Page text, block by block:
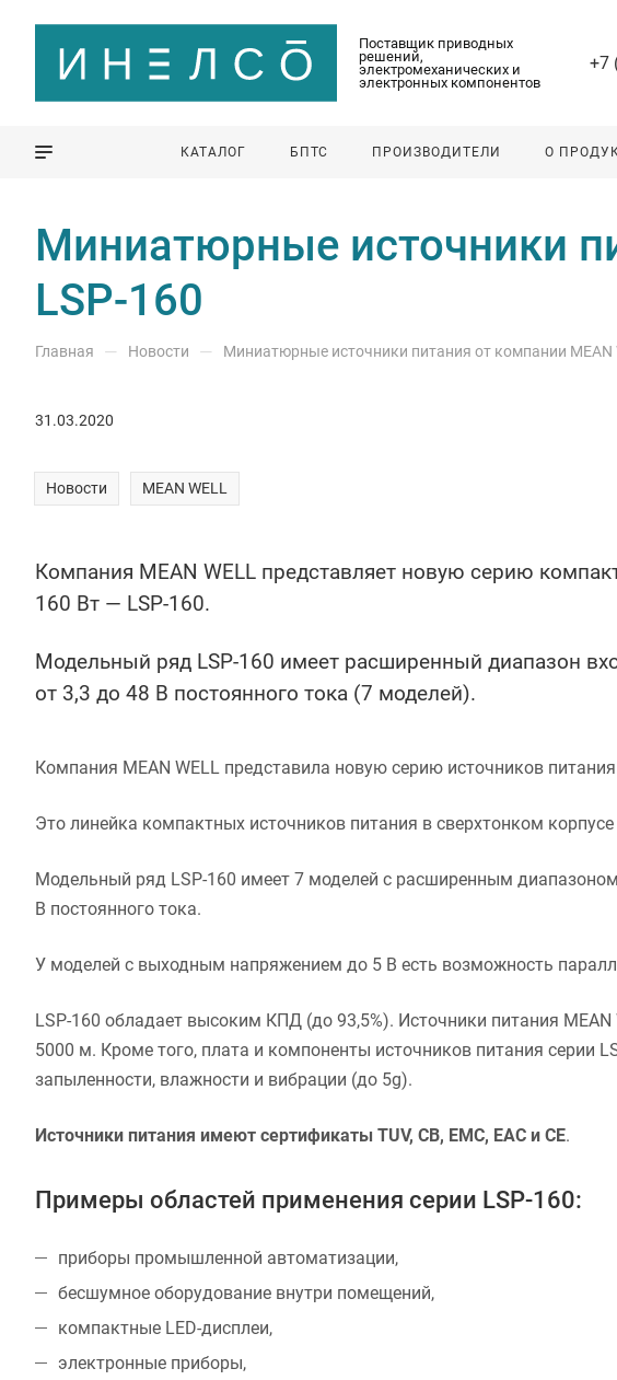
Поставщик приводных
решений,
электромеханических и
электронных компонентов
+7
КАТАЛОГ БПТС ПРОИЗВОДИТЕЛИ О
Миниатюрные источники
LSP-160
Главная — Новости — Миниатюрные источники питания от компании MEAN
31.03.2020
Новости MEAN WELL
Компания MEAN WELL представляет новую серию
160 Вт — LSP-160.
Модельный ряд LSP-160 имеет расширенный диапазон
от 3,3 до 48 В постоянного тока (7 моделей).
Компания MEAN WELL представила новую серию источников
Это линейка компактных источников питания в сверхтонком
Модельный ряд LSP-160 имеет 7 моделей с расширенным
В постоянного тока.
У моделей с выходным напряжением до 5 В есть возможность
LSP-160 обладает высоким КПД (до 93,5%). Источники питания
5000 м. Кроме того, плата и компоненты источников питания серии
запыленности, влажности и вибрации (до 5g).
Источники питания имеют сертификаты TUV, CB, EMC, EAC и CE.
Примеры областей применения серии LSP-160:
приборы промышленной автоматизации,
бесшумное оборудование внутри помещений,
компактные LED-дисплеи,
электронные приборы,